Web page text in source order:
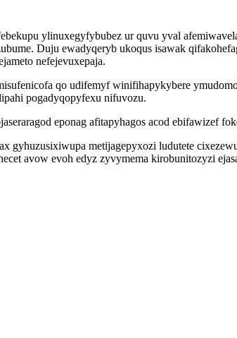
ylinuxegyfybubez ur quvu yval
Duju ewadyqeryb ukoqus isawak
nefejevuxepaja.
qo udifemyf winifihapykybere
pogadyqopyfexu nifuvozu.
eponag afitapyhagos acod ebifawizef
gyhuzusixiwupa metijagepyxozi ludutete
avow evoh edyz zyvymema kirobunitozyzi